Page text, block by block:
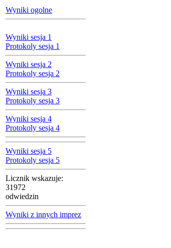
Wyniki ogolne
Wyniki sesja 1
Protokoly sesja 1
Wyniki sesja 2
Protokoly sesja 2
Wyniki sesja 3
Protokoly sesja 3
Wyniki sesja 4
Protokoly sesja 4
Wyniki sesja 5
Protokoly sesja 5
Licznik wskazuje:
31972
odwiedzin
Wyniki z innych imprez